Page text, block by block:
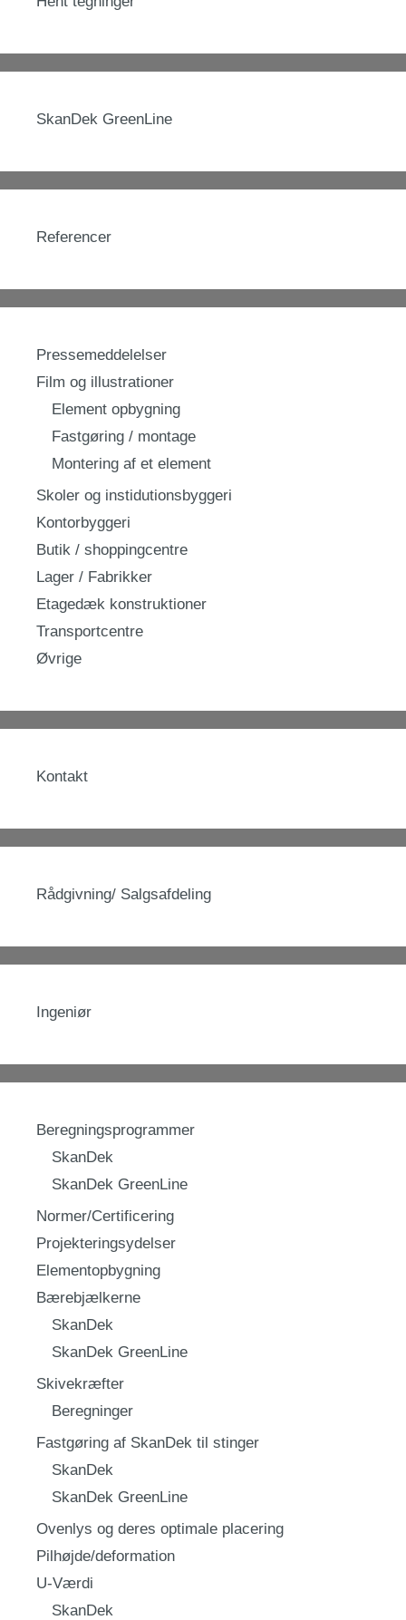
SkanDek GreenLine
Referencer
Pressemeddelelser
Film og illustrationer
Element opbygning
Fastgøring / montage
Montering af et element
Skoler og instidutionsbyggeri
Kontorbyggeri
Butik / shoppingcentre
Lager / Fabrikker
Etagedæk konstruktioner
Transportcentre
Øvrige
Kontakt
Rådgivning/ Salgsafdeling
Ingeniør
Beregningsprogrammer
SkanDek
SkanDek GreenLine
Normer/Certificering
Projekteringsydelser
Elementopbygning
Bærebjælkerne
SkanDek
SkanDek GreenLine
Skivekræfter
Beregninger
Fastgøring af SkanDek til stinger
SkanDek
SkanDek GreenLine
Ovenlys og deres optimale placering
Pilhøjde/deformation
U-Værdi
SkanDek